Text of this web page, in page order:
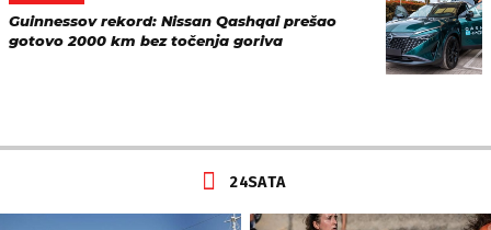
Guinnessov rekord: Nissan Qashqai prešao
gotovo 2000 km bez točenja goriva